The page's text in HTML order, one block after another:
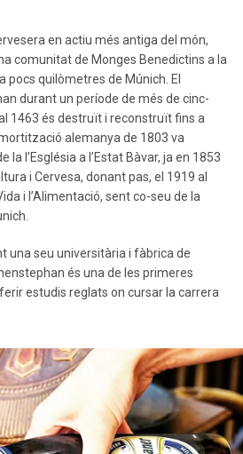
en actiu més antiga del món,
comunitat de Monges Benedictins a la
pocs quilòmetres de Múnich. El
durant un període de més de cinc-
1463 és destruït i reconstruït fins a
alemanya de 1803 va
l’Església a l’Estat Bàvar, ja en 1853
i Cervesa, donant pas, el 1919 al
i l’Alimentació, sent co-seu de la
una seu universitària i fàbrica de
és una de les primeres
estudis reglats on cursar la carrera